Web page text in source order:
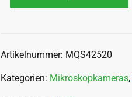
Artikelnummer: MQS42520
Kategorien: Mikroskopkameras,